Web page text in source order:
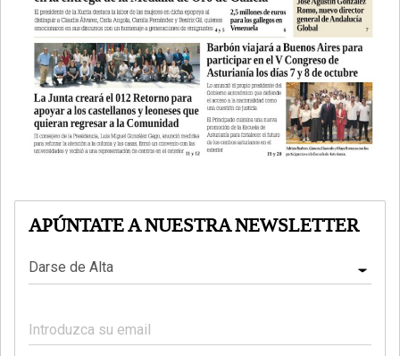
APÚNTATE A NUESTRA NEWSLETTER